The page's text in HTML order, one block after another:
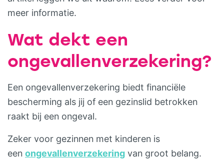
meer informatie.
Wat dekt een
ongevallenverzekering?
Een ongevallenverzekering biedt financiële
bescherming als jij of een gezinslid betrokken
raakt bij een ongeval.
Zeker voor gezinnen met kinderen is
een ongevallenverzekering van groot belang.